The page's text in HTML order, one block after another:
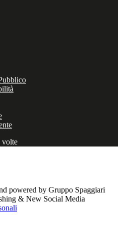
volte
powered by Gruppo Spaggiari
& New Social Media